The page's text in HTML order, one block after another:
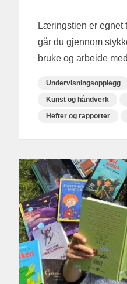
Læringstien er egnet
går du gjennom
bruke og arbeide
Undervisningsopplegg
Kunst og håndverk
Hefter og rapporter